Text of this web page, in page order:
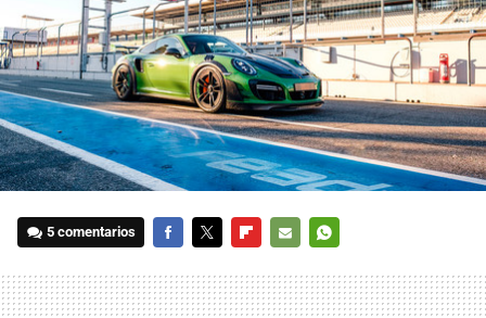
5 comentarios
MAIL